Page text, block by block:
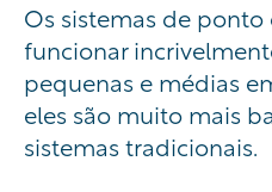
Os sistemas de
funcionar
pequenas e médias
eles são muito mais
sistemas tradicionais.